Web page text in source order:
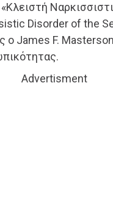
Disorder of the
James F.
Advertisment